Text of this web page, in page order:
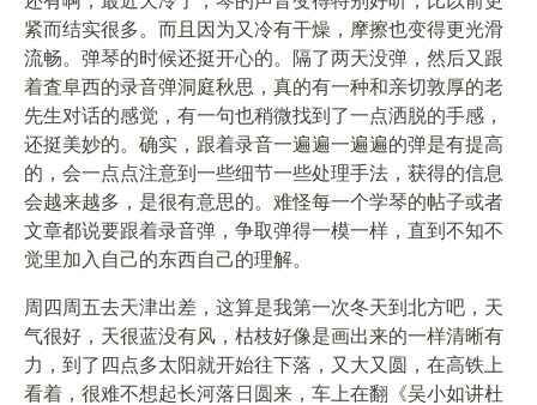
紧而结实很多。而且因为又冷有干燥，摩擦也变得更光滑
流畅。弹琴的时候还挺开心的。隔了两天没弹，然后又跟
着査阜西的录音弹洞庭秋思，真的有一种和亲切敦厚的老
先生对话的感觉，有一句也稍微找到了一点洒脱的手感，
还挺美妙的。确实，跟着录音一遍遍一遍遍的弹是有提高
的，会一点点注意到一些细节一些处理手法，获得的信息
会越来越多，是很有意思的。难怪每一个学琴的帖子或者
文章都说要跟着录音弹，争取弹得一模一样，直到不知不
觉里加入自己的东西自己的理解。
周四周五去天津出差，这算是我第一次冬天到北方吧，天
气很好，天很蓝没有风，枯枝好像是画出来的一样清晰有
力，到了四点多太阳就开始往下落，又大又圆，在高铁上
看着，很难不想起长河落日圆来，车上在翻《吴小如讲杜